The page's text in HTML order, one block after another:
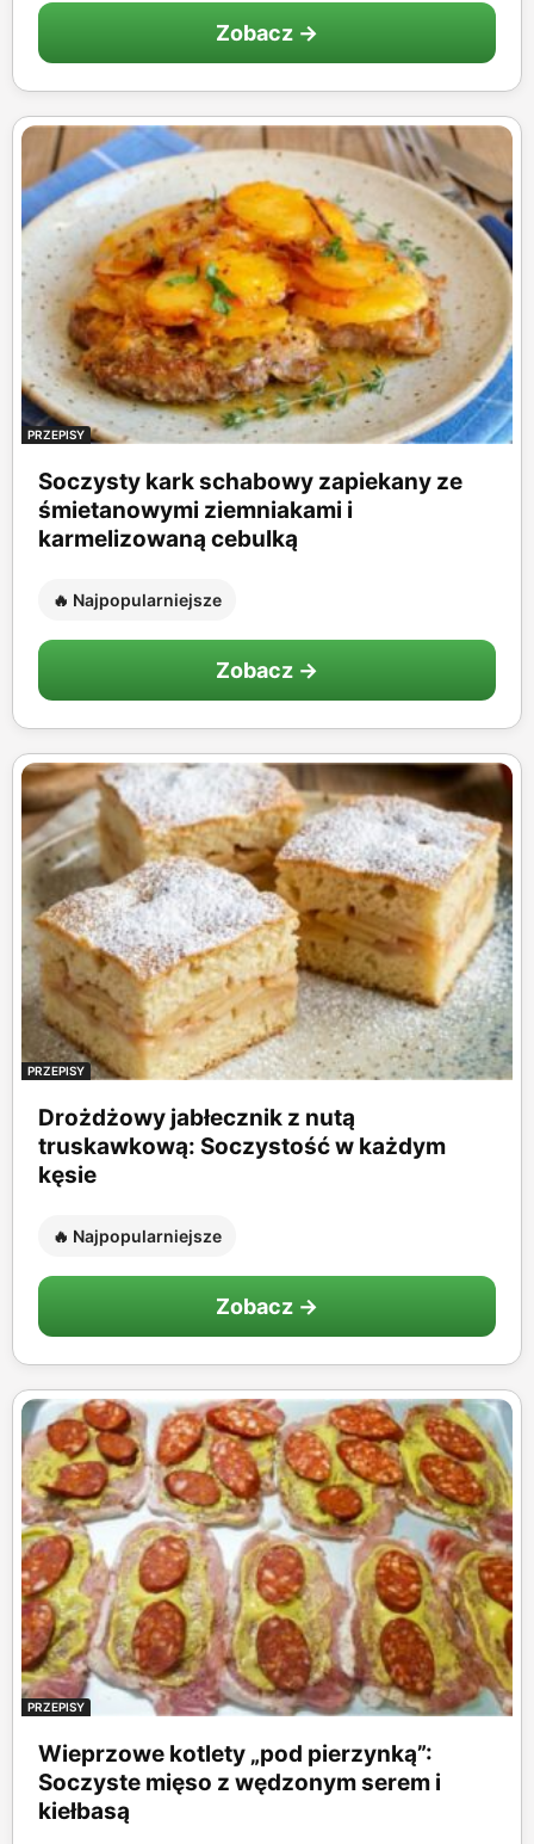
Zobacz →
PRZEPISY
Soczysty kark schabowy zapiekany ze
śmietanowymi ziemniakami i
karmelizowaną cebulką
🔥 Najpopularniejsze
Zobacz →
PRZEPISY
Drożdżowy jabłecznik z nutą
truskawkową: Soczystość w każdym
kęsie
🔥 Najpopularniejsze
Zobacz →
PRZEPISY
Wieprzowe kotlety „pod pierzynką”:
Soczyste mięso z wędzonym serem i
kiełbasą